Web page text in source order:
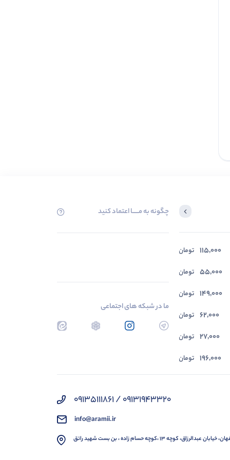
115,000 تومان
55,000 تومان
149,000 تومان
62,000 تومان
27,000 تومان
196,000 تومان
49,000 تومان
چگونه به مــــــا اعتماد کنید
ما در شبکه های اجتماعی
09131943320 / 09135111861
info@aramii.ir
عبدالرزاق، کوچه 13 ،کوچه حسام زاده ، بن بست شهید راتق